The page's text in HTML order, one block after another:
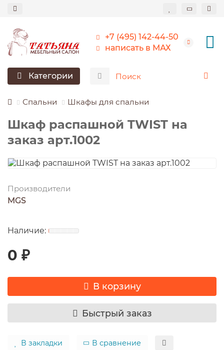
+7 (495) 142-44-50
написать в МАХ
Категории
Спальни Шкафы для спальни
Шкаф распашной TWIST на
заказ арт.1002
Производители
MGS
0 ₽
В корзину
Быстрый заказ
В закладки В сравнение